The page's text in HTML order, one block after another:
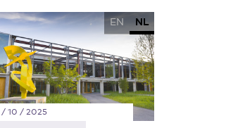
EN NL
/ 10 / 2025